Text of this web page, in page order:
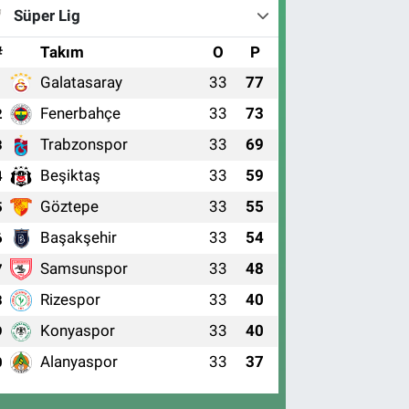
Süper Lig
Takım O P
Galatasaray 33 77
Fenerbahçe 33 73
Trabzonspor 33 69
Beşiktaş 33 59
Göztepe 33 55
Başakşehir 33 54
Samsunspor 33 48
Rizespor 33 40
Konyaspor 33 40
Alanyaspor 33 37